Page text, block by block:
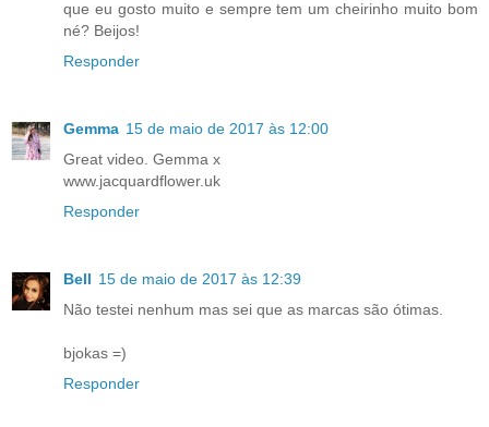
que eu gosto muito e sempre tem um cheirinho muito bom
né? Beijos!
Responder
Gemma 15 de maio de 2017 às 12:00
Great video. Gemma x
www.jacquardflower.uk
Responder
Bell 15 de maio de 2017 às 12:39
Não testei nenhum mas sei que as marcas são ótimas.
bjokas =)
Responder